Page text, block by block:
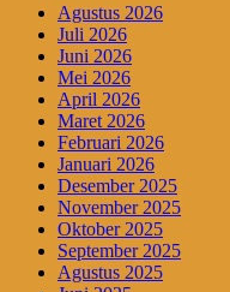
Agustus 2026
Juli 2026
Juni 2026
Mei 2026
April 2026
Maret 2026
Februari 2026
Januari 2026
Desember 2025
November 2025
Oktober 2025
September 2025
Agustus 2025